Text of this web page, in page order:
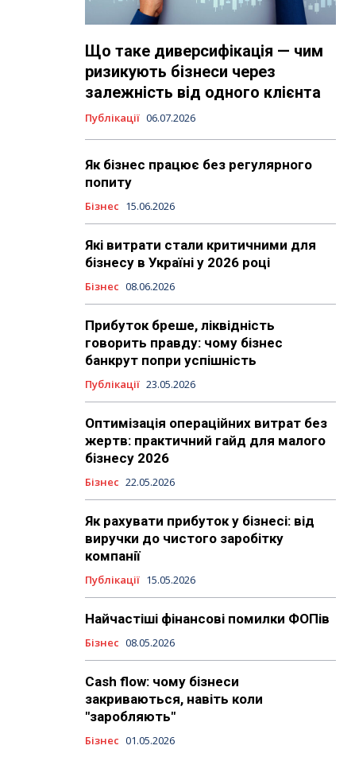
Що таке диверсифікація — чим
ризикують бізнеси через
залежність від одного клієнта
Публікації 06.07.2026
Як бізнес працює без регулярного
попиту
Бізнес 15.06.2026
Які витрати стали критичними для
бізнесу в Україні у 2026 році
Бізнес 08.06.2026
Прибуток бреше, ліквідність
говорить правду: чому бізнес
банкрут попри успішність
Публікації 23.05.2026
Оптимізація операційних витрат без
жертв: практичний гайд для малого
бізнесу 2026
Бізнес 22.05.2026
Як рахувати прибуток у бізнесі: від
виручки до чистого заробітку
компанії
Публікації 15.05.2026
Найчастіші фінансові помилки ФОПів
Бізнес 08.05.2026
Cash flow: чому бізнеси
закриваються, навіть коли
"заробляють"
Бізнес 01.05.2026